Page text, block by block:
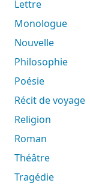
Lettre
Monologue
Nouvelle
Philosophie
Poésie
Récit de voyage
Religion
Roman
Théâtre
Tragédie